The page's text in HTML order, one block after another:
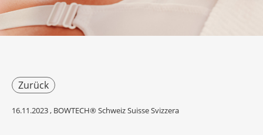
Zurück
16.11.2023, BOWTECH® Schweiz Suisse Svizzera